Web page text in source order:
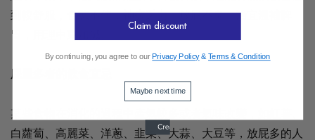
到較舒服，食慾不佳，神疲乏力，放屁不臭。治宜溫補脾
胃，用理中東加減。
屁量多者的飲食宜忌
某些食物在消化的過程中產氣較多或者氣味改變，如紅薯、
白蘿蔔、高麗菜、洋蔥、韭菜、大蒜、大豆等，放屁多的人
Claim discount
By continuing, you agree to our Privacy Policy&Terms & Condition
Maybe next time